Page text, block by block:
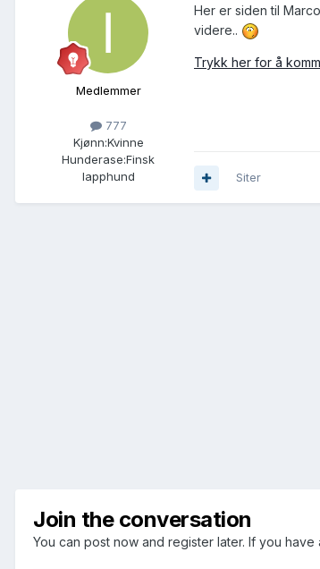
Medlemmer
777
Kjønn:Kvinne
Hunderase:Finsk
lapphund
Her er siden til
videre..
Trykk her for å
Siter
Join the conversation
You can post now and register later. If you have